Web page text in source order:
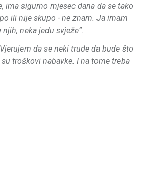
ima sigurno mjesec dana da se tako
ili nije skupo - ne znam. Ja imam
neka jedu svježe”.
da se neki trude da bude što
troškovi nabavke. I na tome treba